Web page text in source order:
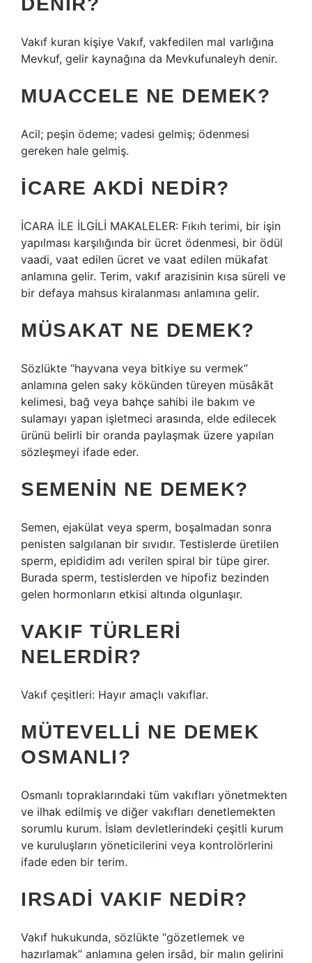
Vakıf kuran kişiye Vakıf, vakfedilen mal varlığına
Mevkuf, gelir kaynağına da Mevkufunaleyh denir.
MUACCELE NE DEMEK?
Acil; peşin ödeme; vadesi gelmiş; ödenmesi
gereken hale gelmiş.
İCARE AKDI NEDIR?
İCARA İLE İLGİLİ MAKALELER: Fıkıh terimi, bir işin
yapılması karşılığında bir ücret ödenmesi, bir ödül
vaadi, vaat edilen ücret ve vaat edilen mükafat
anlamına gelir. Terim, vakıf arazisinin kısa süreli ve
bir defaya mahsus kiralanması anlamına gelir.
MÜSAKAT NE DEMEK?
Sözlükte “hayvana veya bitkiye su vermek”
anlamına gelen saky kökünden türeyen müsâkāt
kelimesi, bağ veya bahçe sahibi ile bakım ve
sulamayı yapan işletmeci arasında, elde edilecek
ürünü belirli bir oranda paylaşmak üzere yapılan
sözleşmeyi ifade eder.
SEMENIN NE DEMEK?
Semen, ejakülat veya sperm, boşalmadan sonra
penisten salgılanan bir sıvıdır. Testislerde üretilen
sperm, epididim adı verilen spiral bir tüpe girer.
Burada sperm, testislerden ve hipofiz bezinden
gelen hormonların etkisi altında olgunlaşır.
VAKIF TÜRLERI
NELERDIR?
Vakıf çeşitleri: Hayır amaçlı vakıflar.
MÜTEVELLI NE DEMEK
OSMANLI?
Osmanlı topraklarındaki tüm vakıfları yönetmekten
ve ilhak edilmiş ve diğer vakıfları denetlemekten
sorumlu kurum. İslam devletlerindeki çeşitli kurum
ve kuruluşların yöneticilerini veya kontrolörlerini
ifade eden bir terim.
IRSADI VAKIF NEDIR?
Vakıf hukukunda, sözlükte “gözetlemek ve
hazırlamak” anlamına gelen irsâd, bir malın gelirini